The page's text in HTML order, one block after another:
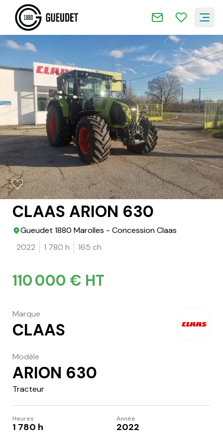
2/17
CLAAS ARION 630
Gueudet 1880 Marolles - Concession Claas
2022
1 780 h 165 ch
110 000 € HT
Marque
CLAAS
Modèle
ARION 630
Tracteur
Heures
1 780 h
Année
2022